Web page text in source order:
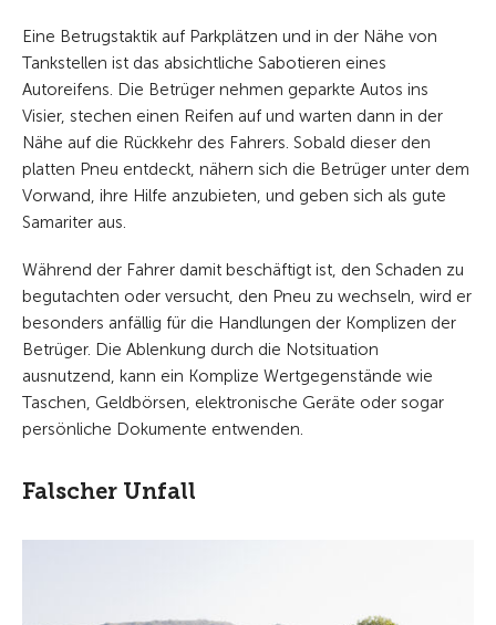
Eine Betrugstaktik auf Parkplätzen und in der Nähe von
Tankstellen ist das absichtliche Sabotieren eines
Autoreifens. Die Betrüger nehmen geparkte Autos ins
Visier, stechen einen Reifen auf und warten dann in der
Nähe auf die Rückkehr des Fahrers. Sobald dieser den
platten Pneu entdeckt, nähern sich die Betrüger unter dem
Vorwand, ihre Hilfe anzubieten, und geben sich als gute
Samariter aus.
Während der Fahrer damit beschäftigt ist, den Schaden zu
begutachten oder versucht, den Pneu zu wechseln, wird er
besonders anfällig für die Handlungen der Komplizen der
Betrüger. Die Ablenkung durch die Notsituation
ausnutzend, kann ein Komplize Wertgegenstände wie
Taschen, Geldbörsen, elektronische Geräte oder sogar
persönliche Dokumente entwenden.
Falscher Unfall